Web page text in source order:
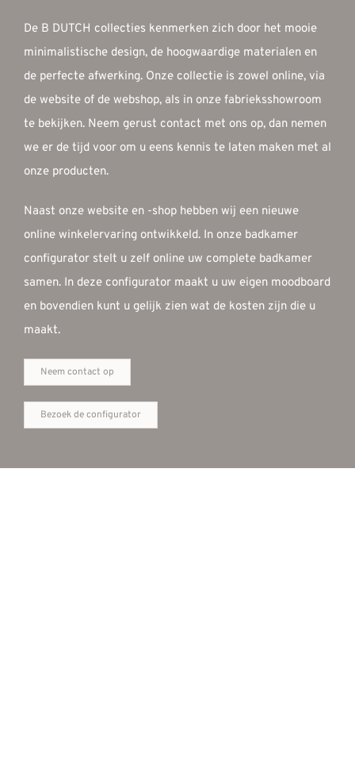
De B DUTCH collecties kenmerken zich door het mooie
minimalistische design, de hoogwaardige materialen en
de perfecte afwerking. Onze collectie is zowel online, via
de website of de webshop, als in onze fabrieksshowroom
te bekijken. Neem gerust contact met ons op, dan nemen
we er de tijd voor om u eens kennis te laten maken met al
onze producten.
Naast onze website en -shop hebben wij een nieuwe
online winkelervaring ontwikkeld. In onze badkamer
configurator stelt u zelf online uw complete badkamer
samen. In deze configurator maakt u uw eigen moodboard
en bovendien kunt u gelijk zien wat de kosten zijn die u
maakt.
Neem contact op
Bezoek de configurator